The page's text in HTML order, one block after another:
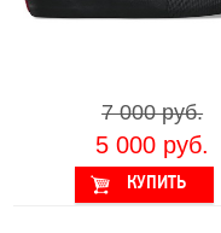
7 000 руб.
5 000 руб.